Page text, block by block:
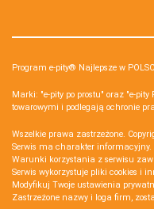
Program e-pity® Najlepsze w
Marki: "e-pity po prostu" oraz "e-
towarowymi i podlegają ochronie
Wszelkie prawa zastrzeżone.
Serwis ma charakter informacyjny.
Warunki korzystania z serwisu
Serwis wykorzystuje pliki cookies i
Modyfikuj Twoje ustawienia
Zastrzeżone nazwy i loga firm,